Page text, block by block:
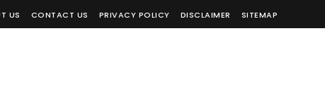
US CONTACT US PRIVACY POLICY DISCLAIMER SITEMAP